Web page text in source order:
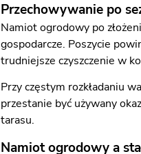
Przechowywanie po
Namiot ogrodowy po
gospodarcze. Poszycie
trudniejsze czyszczenie w
Przy częstym rozkładaniu
przestanie być używany
tarasu.
Namiot ogrodowy a